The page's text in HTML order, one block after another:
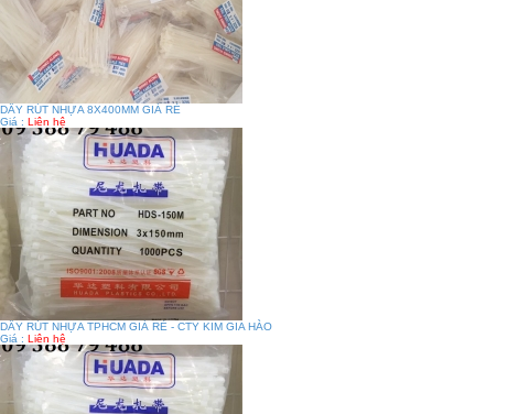
DÂY RÚT NHỰA 8X400MM GIÁ RẺ
Giá : Liên hệ
DÂY RÚT NHỰA TPHCM GIÁ RẺ - CTY KIM GIA HÀO
Giá : Liên hệ